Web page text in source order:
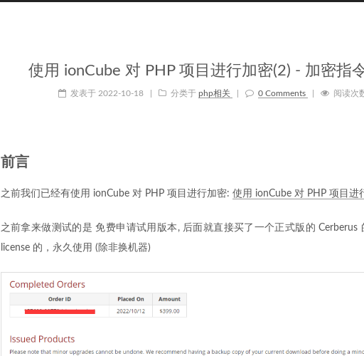
使用 ionCube 对 PHP 项目进行加密(2) - 加密指
发表于 2022-10-18 分类于 php相关 0 Comments 阅读次
前言
之前我们已经有使用 ionCube 对 PHP 项目进行加密: 使用 ionCube 对 PHP 项目进
之前拿来做测试的是 免费申请试用版本, 后面就直接买了一个正式版的 Cerberus
license 的，永久使用 (除非换机器)